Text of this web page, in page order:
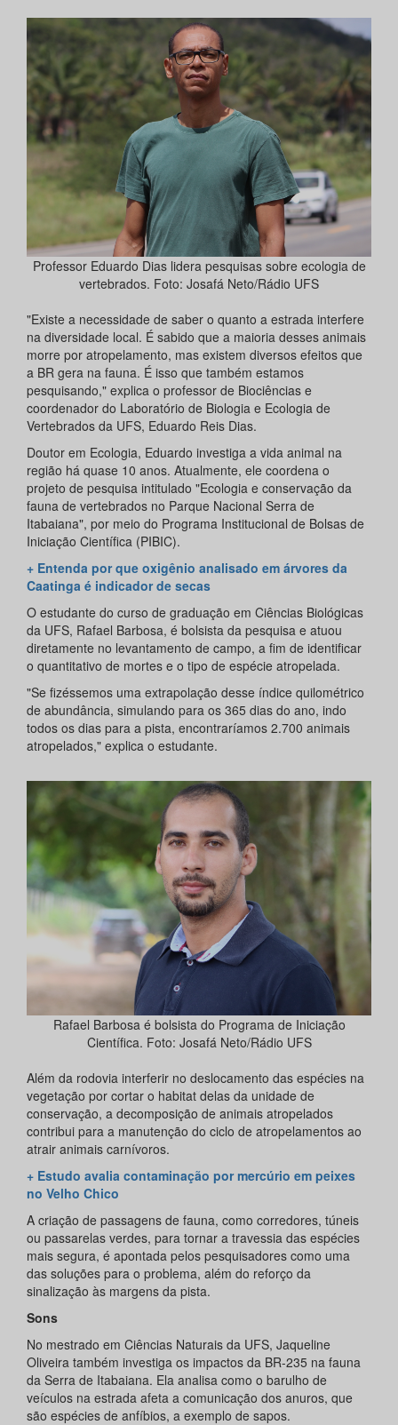
Professor Eduardo Dias lidera pesquisas sobre ecologia de
vertebrados. Foto: Josafá Neto/Rádio UFS
"Existe a necessidade de saber o quanto a estrada interfere
na diversidade local. É sabido que a maioria desses animais
morre por atropelamento, mas existem diversos efeitos que
a BR gera na fauna. É isso que também estamos
pesquisando," explica o professor de Biociências e
coordenador do Laboratório de Biologia e Ecologia de
Vertebrados da UFS, Eduardo Reis Dias.
Doutor em Ecologia, Eduardo investiga a vida animal na
região há quase 10 anos. Atualmente, ele coordena o
projeto de pesquisa intitulado "Ecologia e conservação da
fauna de vertebrados no Parque Nacional Serra de
Itabaiana", por meio do Programa Institucional de Bolsas de
Iniciação Científica (PIBIC).
+ Entenda por que oxigênio analisado em árvores da
Caatinga é indicador de secas
O estudante do curso de graduação em Ciências Biológicas
da UFS, Rafael Barbosa, é bolsista da pesquisa e atuou
diretamente no levantamento de campo, a fim de identificar
o quantitativo de mortes e o tipo de espécie atropelada.
"Se fizéssemos uma extrapolação desse índice quilométrico
de abundância, simulando para os 365 dias do ano, indo
todos os dias para a pista, encontraríamos 2.700 animais
atropelados," explica o estudante.
Rafael Barbosa é bolsista do Programa de Iniciação
Científica. Foto: Josafá Neto/Rádio UFS
Além da rodovia interferir no deslocamento das espécies na
vegetação por cortar o habitat delas da unidade de
conservação, a decomposição de animais atropelados
contribui para a manutenção do ciclo de atropelamentos ao
atrair animais carnívoros.
+ Estudo avalia contaminação por mercúrio em peixes
no Velho Chico
A criação de passagens de fauna, como corredores, túneis
ou passarelas verdes, para tornar a travessia das espécies
mais segura, é apontada pelos pesquisadores como uma
das soluções para o problema, além do reforço da
sinalização às margens da pista.
Sons
No mestrado em Ciências Naturais da UFS, Jaqueline
Oliveira também investiga os impactos da BR-235 na fauna
da Serra de Itabaiana. Ela analisa como o barulho de
veículos na estrada afeta a comunicação dos anuros, que
são espécies de anfíbios, a exemplo de sapos.